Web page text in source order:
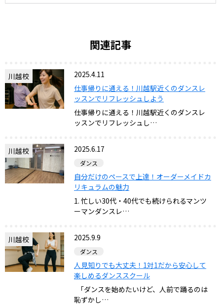
関連記事
川越校
2025.4.11
仕事帰りに通える！川越駅近くのダンスレ
ッスンでリフレッシュしよう
仕事帰りに通える！川越駅近くのダンスレ
ッスンでリフレッシュし…
川越校 2025.6.17
ダンス
自分だけのペースで上達！オーダーメイドカ
リキュラムの魅力
1. 忙しい30代・40代でも続けられるマンツ
ーマンダンスレ…
川越校 2025.9.9
ダンス
人見知りでも大丈夫！1対1だから安心して
楽しめるダンススクール
「ダンスを始めたいけど、人前で踊るのは
恥ずかし…